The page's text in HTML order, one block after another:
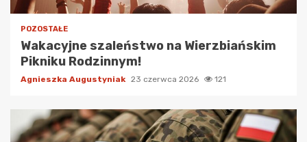
POZOSTAŁE
Wakacyjne szaleństwo na Wierzbiańskim
Pikniku Rodzinnym!
Agnieszka Augustyniak 23 czerwca 2026 121